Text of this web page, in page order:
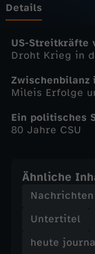
-
h
e
u
e
j
o
Details
US-Streitkräfte
Droht Krieg in
Zwischenbilanz
Mileis Erfolge
Ein politisches
80 Jahre CSU
Ähnliche
Nachrichten
Untertitel
heute